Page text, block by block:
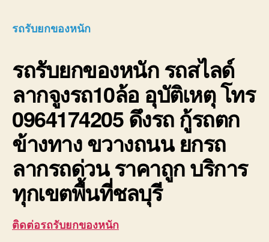
ติด
เครน
รถรับยกของหนัก
รถรับยกของหนักรถสไลด์
ลากจูงรถ10ล้อ อุบัติเหตุ โทร
0964174205 ดึงรถ กู้รถตก
ข้างทาง ขวางถนน ยกรถ
ลากรถด่วน ราคาถูก บริการ
ทุกเขตพื้นที่ชลบุรี
ติดต่อรถรับยกของหนัก